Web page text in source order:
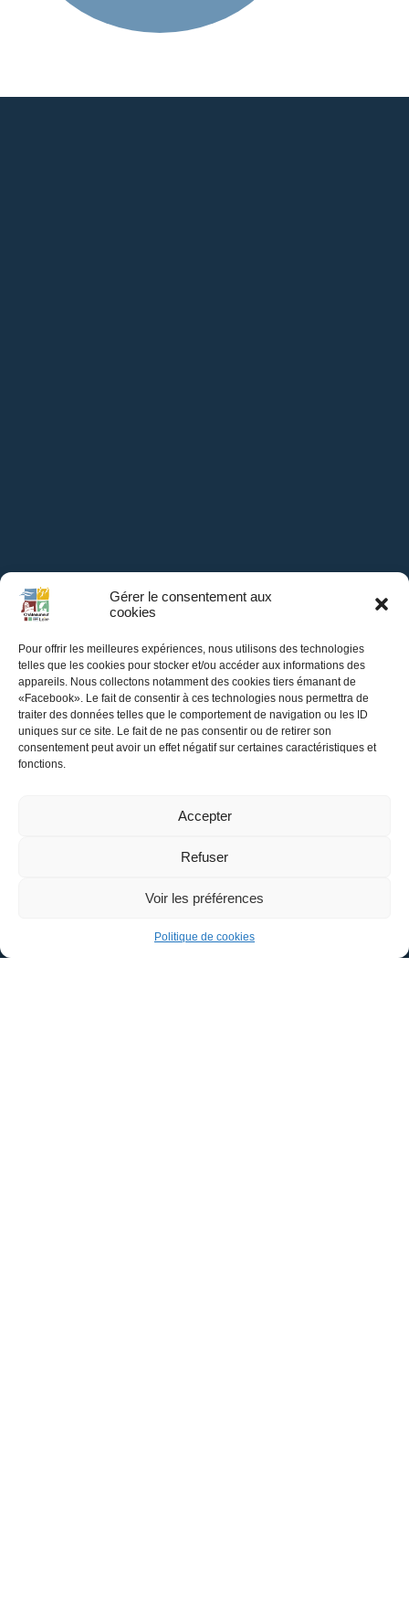
Gérer le consentement aux
cookies
Pour offrir les meilleures expériences, nous utilisons des technologies
telles que les cookies pour stocker et/ou accéder aux informations des
appareils. Nous collectons notamment des cookies tiers émanant de
«Facebook». Le fait de consentir à ces technologies nous permettra de
traiter des données telles que le comportement de navigation ou les ID
uniques sur ce site. Le fait de ne pas consentir ou de retirer son
consentement peut avoir un effet négatif sur certaines caractéristiques et
fonctions.
Accepter
Refuser
Voir les préférences
Politique de cookies